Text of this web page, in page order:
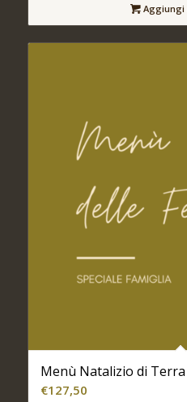
Aggiungi
Menù Natalizio di
€127,50